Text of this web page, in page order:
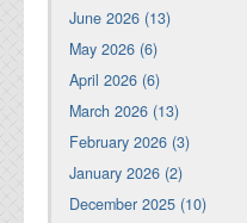
June 2026 (13)
May 2026 (6)
April 2026 (6)
March 2026 (13)
February 2026 (3)
January 2026 (2)
December 2025 (10)